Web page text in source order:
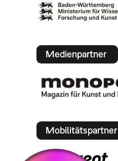
Medienpartner
Mobilitätspartner